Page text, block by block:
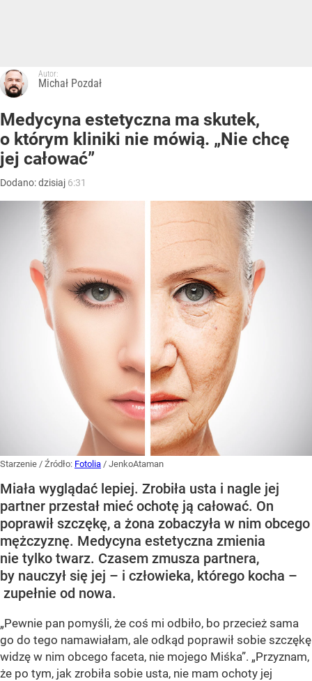
Autor:
Michał Pozdał
Medycyna estetyczna ma skutek,
o którym kliniki nie mówią. „Nie chcę
jej całować”
Dodano:dzisiaj 6:31
Starzenie / Źródło: Fotolia / JenkoAtaman
Miała wyglądać lepiej. Zrobiła usta i nagle jej
partner przestał mieć ochotę ją całować. On
poprawił szczękę, a żona zobaczyła w nim obcego
mężczyznę. Medycyna estetyczna zmienia
nie tylko twarz. Czasem zmusza partnera,
by nauczył się jej – i człowieka, którego kocha –
zupełnie od nowa.
„Pewnie pan pomyśli, że coś mi odbiło, bo przecież sama
go do tego namawiałam, ale odkąd poprawił sobie szczękę
widzę w nim obcego faceta, nie mojego Miśka”. „Przyznam,
że po tym, jak zrobiła sobie usta, nie mam ochoty jej